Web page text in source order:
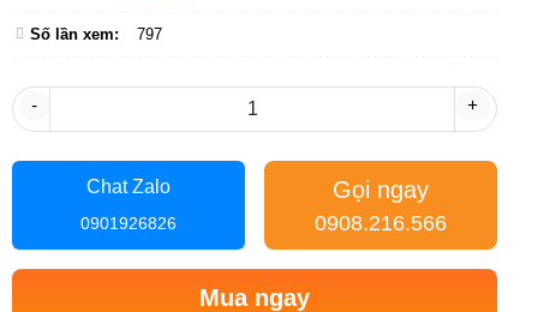
Số lần xem: 797
- +
Chat Zalo
0901926826
Gọi ngay
0908.216.566
Mua ngay